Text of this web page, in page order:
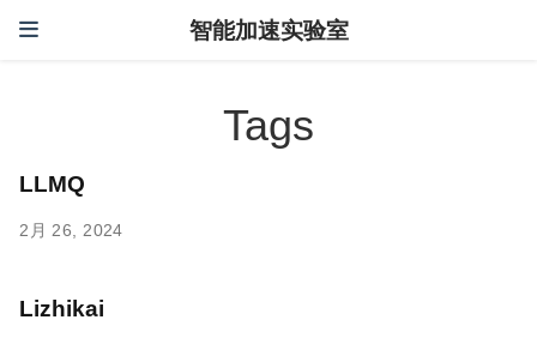
智能加速实验室
Tags
LLMQ
2月 26, 2024
Lizhikai